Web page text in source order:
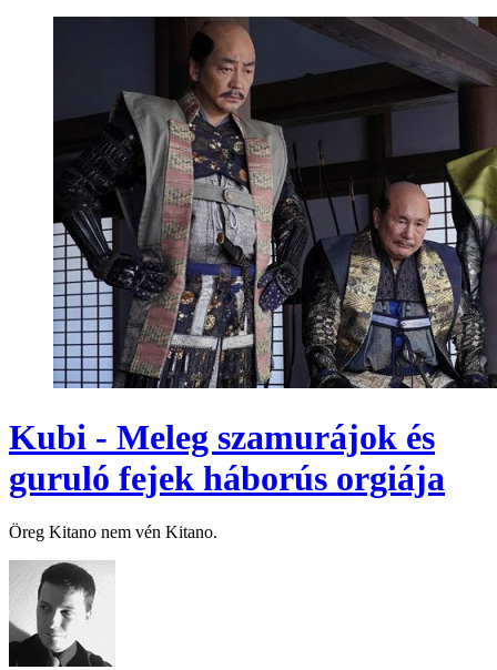
Kubi - Meleg szamurájok és
guruló fejek háborús orgiája
Öreg Kitano nem vén Kitano.